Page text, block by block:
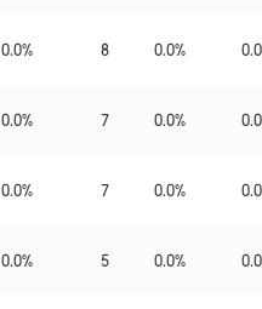
0.0% 8 0.0% 0.0
0.0% 7 0.0% 0.0
0.0% 7 0.0% 0.0
0.0% 5 0.0% 0.0